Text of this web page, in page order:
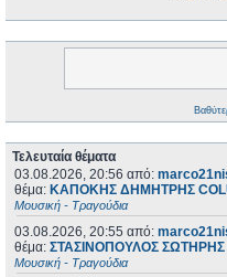
Τελευταία θέματα
03.08.2026, 20:56 από:
θέμα: ΚΑΠΟΚΗΣ ΔΗΜΗΤΡΗΣ
Μουσική - Τραγούδια
03.08.2026, 20:55 από:
θέμα: ΣΤΑΣΙΝΟΠΟΥΛΟΣ ΣΩΤΗΡΗΣ
Μουσική - Τραγούδια